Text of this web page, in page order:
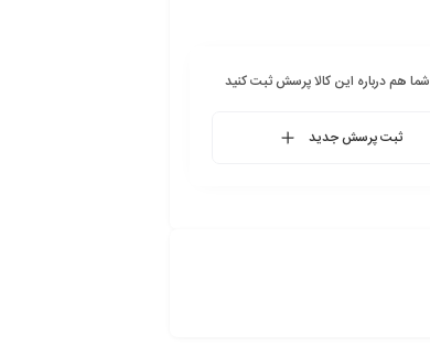
شما هم درباره این کالا پرسش ثبت کنید
ثبت پرسش جدید